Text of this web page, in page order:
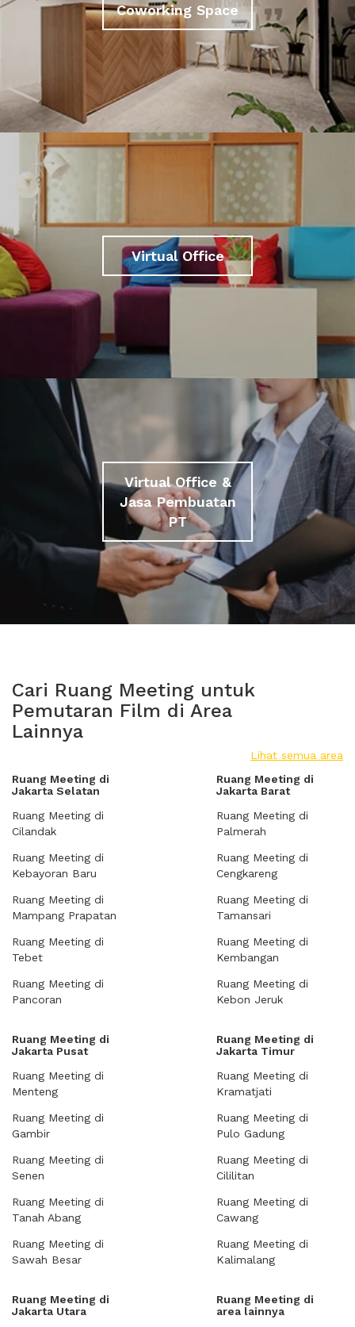
Coworking Space
Virtual Office
Virtual Office &
Jasa Pembuatan
PT
Cari Ruang Meeting untuk
Pemutaran Film di Area
Lainnya
Lihat semua area
Ruang Meeting di
Jakarta Selatan
Ruang Meeting di
Cilandak
Ruang Meeting di
Kebayoran Baru
Ruang Meeting di
Mampang Prapatan
Ruang Meeting di
Tebet
Ruang Meeting di
Pancoran
Ruang Meeting di
Jakarta Barat
Ruang Meeting di
Palmerah
Ruang Meeting di
Cengkareng
Ruang Meeting di
Tamansari
Ruang Meeting di
Kembangan
Ruang Meeting di
Kebon Jeruk
Ruang Meeting di
Jakarta Pusat
Ruang Meeting di
Menteng
Ruang Meeting di
Gambir
Ruang Meeting di
Senen
Ruang Meeting di
Tanah Abang
Ruang Meeting di
Sawah Besar
Ruang Meeting di
Jakarta Timur
Ruang Meeting di
Kramatjati
Ruang Meeting di
Pulo Gadung
Ruang Meeting di
Cililitan
Ruang Meeting di
Cawang
Ruang Meeting di
Kalimalang
Ruang Meeting di
Jakarta Utara
Ruang Meeting di
area lainnya